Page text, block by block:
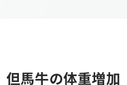
但馬牛の体重増加